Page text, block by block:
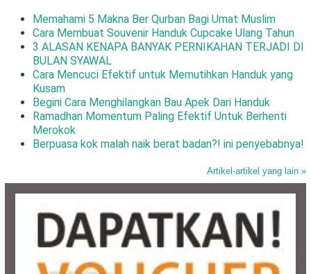
Memahami 5 Makna Ber Qurban Bagi Umat Muslim
Cara Membuat Souvenir Handuk Cupcake Ulang Tahun
3 ALASAN KENAPA BANYAK PERNIKAHAN TERJADI DI
BULAN SYAWAL
Cara Mencuci Efektif untuk Memutihkan Handuk yang
Kusam
Begini Cara Menghilangkan Bau Apek Dari Handuk
Ramadhan Momentum Paling Efektif Untuk Berhenti
Merokok
Berpuasa kok malah naik berat badan?! ini penyebabnya!
Artikel-artikel yang lain »